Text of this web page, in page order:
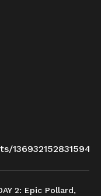
2: Epic Pollard,